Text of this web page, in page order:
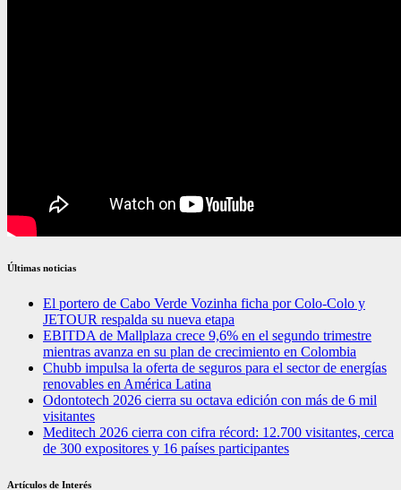
Últimas noticias
El portero de Cabo Verde Vozinha ficha por Colo-Colo y
JETOUR respalda su nueva etapa
EBITDA de Mallplaza crece 9,6% en el segundo trimestre
mientras avanza en su plan de crecimiento en Colombia
Chubb impulsa la oferta de seguros para el sector de energías
renovables en América Latina
Odontotech 2026 cierra su octava edición con más de 6 mil
visitantes
Meditech 2026 cierra con cifra récord: 12.700 visitantes, cerca
de 300 expositores y 16 países participantes
Artículos de Interés